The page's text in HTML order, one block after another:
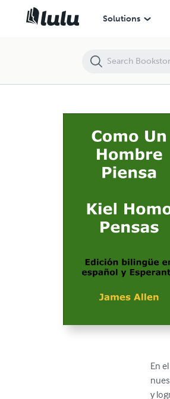
Solutions
En
y
Como Un Hombre Piensa Kiel Homo Pensas